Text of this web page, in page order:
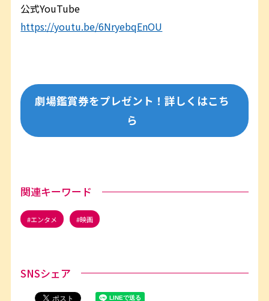
公式YouTube
https://youtu.be/6NryebqEnOU
劇場鑑賞券をプレゼント！詳しくはこち
ら
関連キーワード
エンタメ 映画
SNSシェア